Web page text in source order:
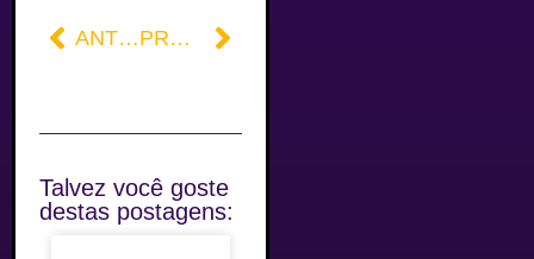
ANTERIOR PRÓXIMO
Talvez você goste
destas postagens: